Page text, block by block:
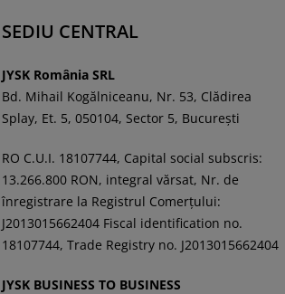
SEDIU CENTRAL
JYSK România SRL
Bd. Mihail Kogălniceanu, Nr. 53, Clădirea
Splay, Et. 5, 050104, Sector 5, București
RO C.U.I. 18107744, Capital social subscris:
13.266.800 RON, integral vărsat, Nr. de
înregistrare la Registrul Comerţului:
J2013015662404 Fiscal identification no.
18107744, Trade Registry no. J2013015662404
JYSK BUSINESS TO BUSINESS